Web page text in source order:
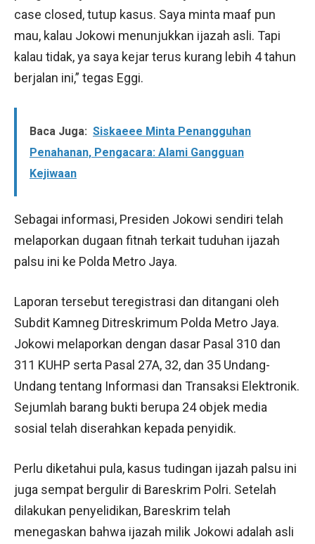
case closed, tutup kasus. Saya minta maaf pun
mau, kalau Jokowi menunjukkan ijazah asli. Tapi
kalau tidak, ya saya kejar terus kurang lebih 4 tahun
berjalan ini,” tegas Eggi.
Baca Juga: Siskaeee Minta Penangguhan
Penahanan, Pengacara: Alami Gangguan
Kejiwaan
Sebagai informasi, Presiden Jokowi sendiri telah
melaporkan dugaan fitnah terkait tuduhan ijazah
palsu ini ke Polda Metro Jaya.
Laporan tersebut teregistrasi dan ditangani oleh
Subdit Kamneg Ditreskrimum Polda Metro Jaya.
Jokowi melaporkan dengan dasar Pasal 310 dan
311 KUHP serta Pasal 27A, 32, dan 35 Undang-
Undang tentang Informasi dan Transaksi Elektronik.
Sejumlah barang bukti berupa 24 objek media
sosial telah diserahkan kepada penyidik.
Perlu diketahui pula, kasus tudingan ijazah palsu ini
juga sempat bergulir di Bareskrim Polri. Setelah
dilakukan penyelidikan, Bareskrim telah
menegaskan bahwa ijazah milik Jokowi adalah asli